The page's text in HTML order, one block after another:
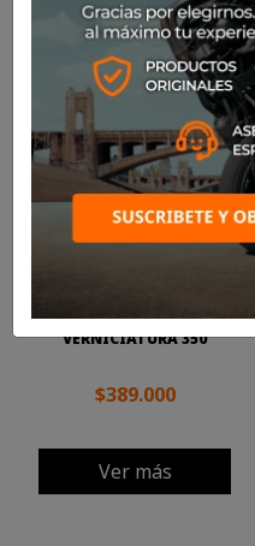
Mostrando 1-
CASCO NOLAN N60-6 SPORT
VERNICIATURA 350
$389.000
Ver más